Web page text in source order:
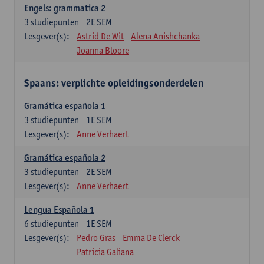
Engels: grammatica 2
2E SEM
3 studiepunten
Lesgever(s):
Astrid De Wit
Alena Anishchanka
Joanna Bloore
Spaans: verplichte opleidingsonderdelen
Gramática española 1
1E SEM
3 studiepunten
Lesgever(s):
Anne Verhaert
Gramática española 2
2E SEM
3 studiepunten
Lesgever(s):
Anne Verhaert
Lengua Española 1
1E SEM
6 studiepunten
Lesgever(s):
Pedro Gras
Emma De Clerck
Patricia Galiana